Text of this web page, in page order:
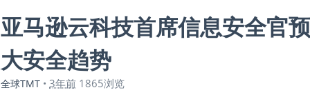
亚马逊云科技首席信息安全官
大安全趋势
全球TMT • 3年前 1865浏览